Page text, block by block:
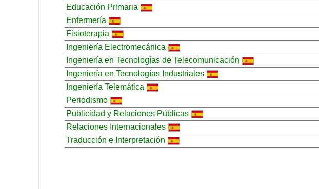
Educación Primaria
Enfermería
Fisioterapia
Ingeniería Electromecánica
Ingeniería en Tecnologías de Telecomunicación
Ingeniería en Tecnologías Industriales
Ingeniería Telemática
Periodismo
Publicidad y Relaciones Públicas
Relaciones Internacionales
Traducción e Interpretación